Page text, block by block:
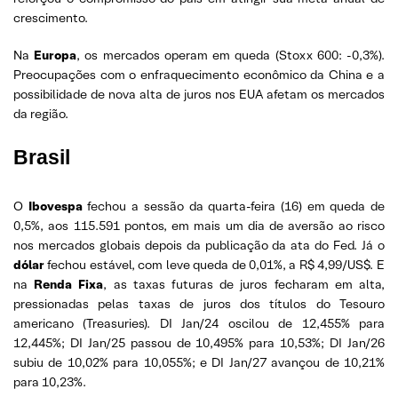
crescimento.
Na Europa, os mercados operam em queda (Stoxx 600: -0,3%).
Preocupações com o enfraquecimento econômico da China e a
possibilidade de nova alta de juros nos EUA afetam os mercados
da região.
Brasil
O Ibovespafechou a sessão da quarta-feira (16) em queda de
0,5%, aos 115.591 pontos, em mais um dia de aversão ao risco
nos mercados globais depois da publicação da ata do Fed. Já o
dólarfechou estável, com leve queda de 0,01%, a R$ 4,99/US$. E
na Renda Fixa, as taxas futuras de juros fecharam em alta,
pressionadas pelas taxas de juros dos títulos do Tesouro
americano (Treasuries). DI Jan/24 oscilou de 12,455% para
12,445%; DI Jan/25 passou de 10,495% para 10,53%; DI Jan/26
subiu de 10,02% para 10,055%; e DI Jan/27 avançou de 10,21%
para 10,23%.